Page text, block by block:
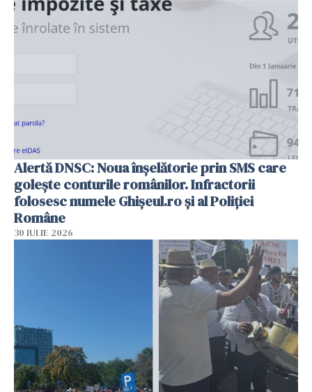
Alertă DNSC: Noua înșelătorie prin SMS care
golește conturile românilor. Infractorii
folosesc numele Ghișeul.ro și al Poliției
Române
30 IULIE 2026